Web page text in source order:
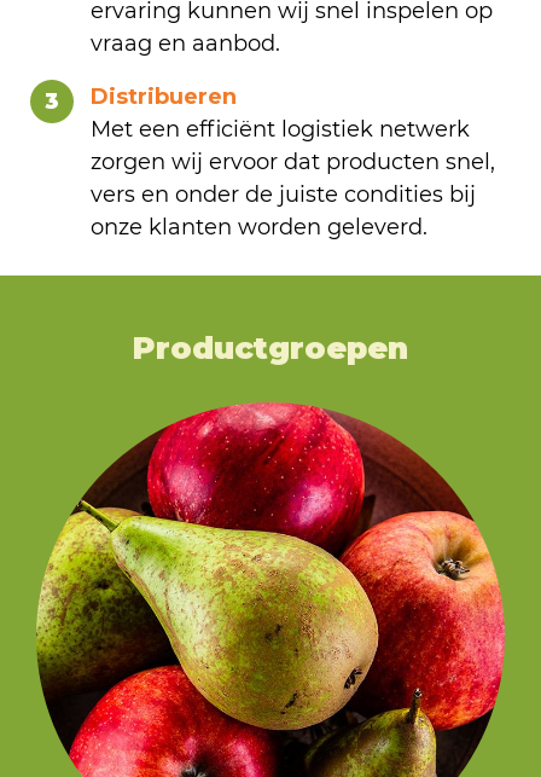
ervaring kunnen wij snel inspelen op
vraag en aanbod.
3
Distribueren
Met een efficiënt logistiek netwerk
zorgen wij ervoor dat producten snel,
vers en onder de juiste condities bij
onze klanten worden geleverd.
Productgroepen